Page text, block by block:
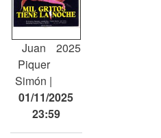
Juan
Piquer
Simón
2025
01/11/2025
23:59